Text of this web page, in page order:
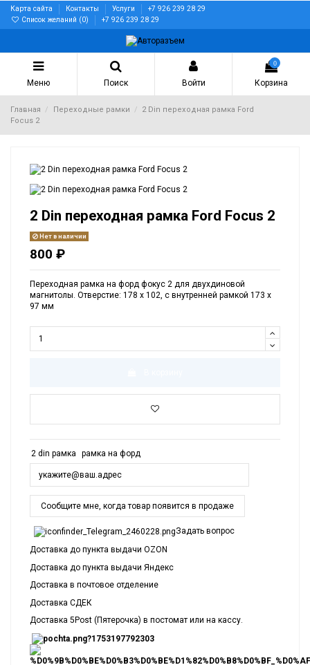
Карта сайта Контакты Услуги
+7 926 239 28 29
Список желаний (0) +7 926 239 28 29
Меню Поиск Войти
0
Корзина
Главная Переходные рамки
2 Din переходная рамка Ford
Focus 2
2 Din переходная рамка Ford Focus 2
Нет в наличии
800 ₽
Переходная рамка на форд фокус 2 для двухдиновой
магнитолы. Отверстие: 178 х 102, с внутренней рамкой 173 х
97 мм
2 din рамка рамка на форд
Задать вопрос
Доставка до пункта выдачи OZON
Доставка до пункта выдачи Яндекс
Доставка в почтовое отделение
Доставка СДЕК
Доставка 5Post (Пятерочка) в постомат или на кассу.